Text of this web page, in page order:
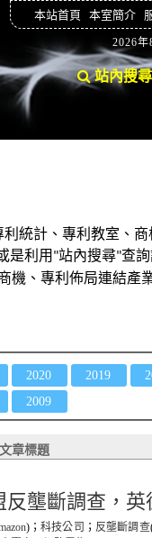
本站首頁 本室簡介
2026
站內搜尋
統計、專利教室 、
是利用 "站內搜尋"查
機、專利佈局連結產
2020 2019
2009
文章標題
壟斷調查，
)； 科技公司 ； 反壟斷調查